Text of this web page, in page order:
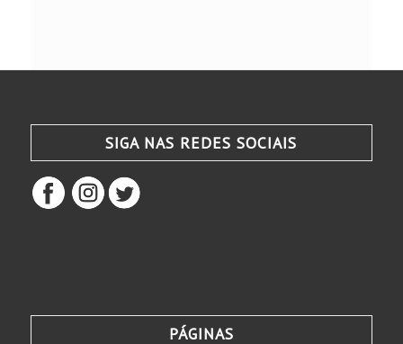
SIGA NAS REDES SOCIAIS
PÁGINAS